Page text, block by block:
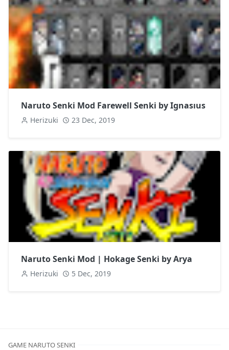
Naruto Senki Mod Farewell Senki by Ignasıus
Herizuki 23 Dec, 2019
Naruto Senki Mod | Hokage Senki by Arya
Herizuki 5 Dec, 2019
GAME NARUTO SENKI